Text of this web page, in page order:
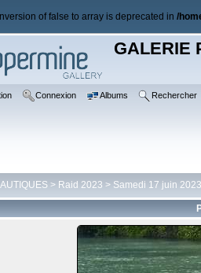
of false to array is deprecated in /
GALERIE
Connexion Albums Rechercher
> Raid 2023 > Samedi 17 juin